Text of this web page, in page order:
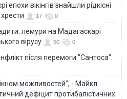
епохи вікінгів знайшли рідкісні
хрести
17 0
лемури на Мадагаскарі
вірусу
50 0
після перемоги "Сантоса".
можливостей", - Майкл
дефіцит протибалістичних